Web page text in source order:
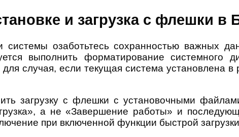
и загрузка с флешки в
системы озаботьтесь сохранностью важных
выполнить форматирование
для случая, если текущая система
загрузку с флешки с установочными
а не «Завершение работы» и
при включенной функции быстрой